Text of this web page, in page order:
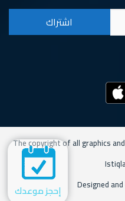
إحجز موعدك
The copyright of all graphics
Designed